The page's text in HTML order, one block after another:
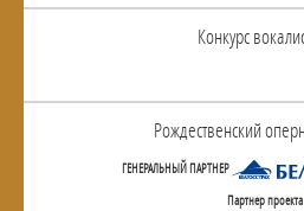
Конкурс
Рождественский
ГЕНЕРАЛЬНЫЙ ПАРТНЕР
Партнер проекта